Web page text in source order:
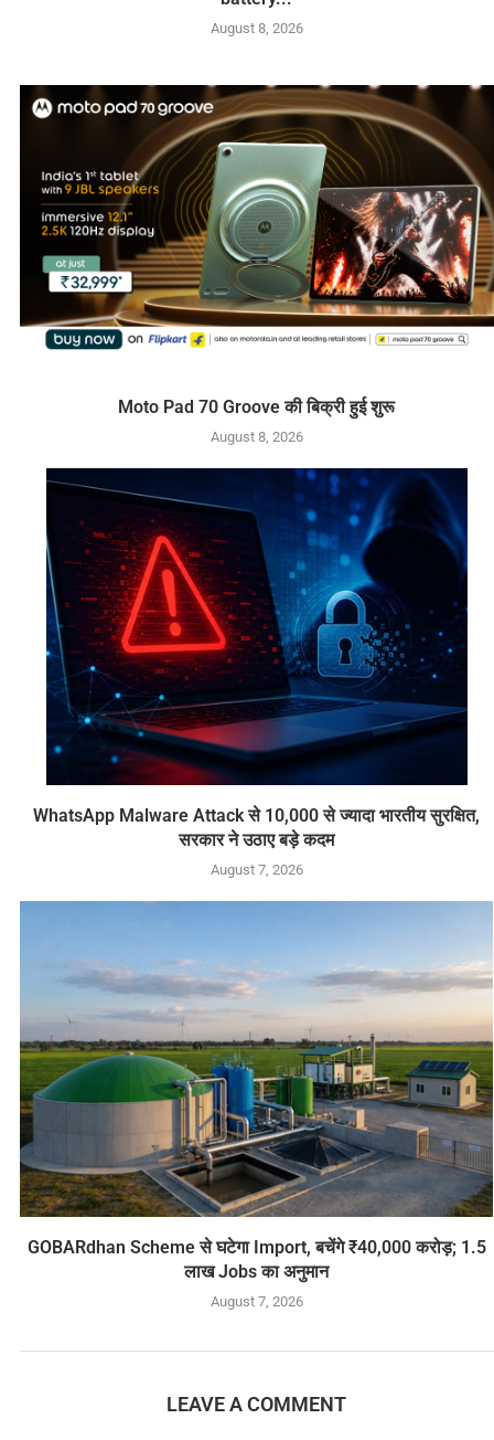
August 8, 2026
Moto Pad 70 Groove की बिक्री हुई शुरू
August 8, 2026
WhatsApp Malware Attack से 10,000 से ज्यादा भारतीय सुरक्षित,
सरकार ने उठाए बड़े कदम
August 7, 2026
GOBARdhan Scheme से घटेगा Import, बचेंगे ₹40,000 करोड़; 1.5
लाख Jobs का अनुमान
August 7, 2026
LEAVE A COMMENT